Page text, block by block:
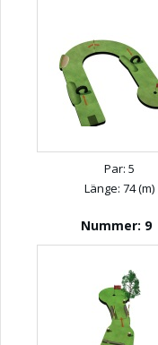
Par: 5
Länge: 74 (m)
Nummer: 9